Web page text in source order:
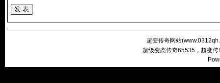
超变传奇网站(
超级变态传奇65535，超变